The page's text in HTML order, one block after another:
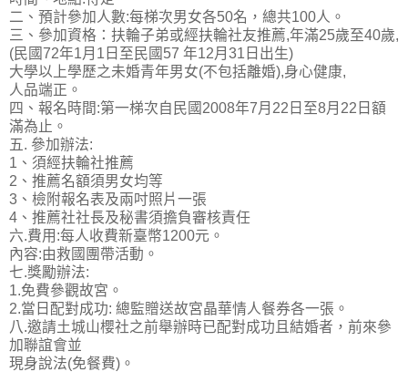
二、預計參加人數:每梯次男女各50名，總共100人。
三、參加資格：扶輪子弟或經扶輪社友推薦,年滿25歲至40歲,
(民國72年1月1日至民國57 年12月31日出生)
大學以上學歷之未婚青年男女(不包括離婚),身心健康,
人品端正。
四、報名時間:第一梯次自民國2008年7月22日至8月22日額
滿為止。
五. 參加辦法:
1、須經扶輪社推薦
2、推薦名額須男女均等
3、檢附報名表及兩吋照片一張
4、推薦社社長及秘書須擔負審核責任
六.費用:每人收費新臺幣1200元。
內容:由救國團帶活動。
七.獎勵辦法:
1.免費參觀故宮。
2.當日配對成功: 總監贈送故宮晶華情人餐券各一張。
八.邀請土城山櫻社之前舉辦時已配對成功且結婚者，前來參
加聯誼會並
現身說法(免餐費)。